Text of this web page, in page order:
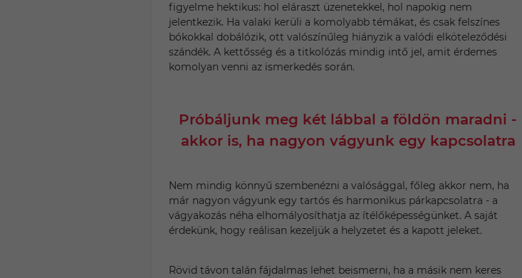
figyelme hektikus: hol eláraszt üzenetekkel, hol napokig nem
jelentkezik. Ha valaki kerüli a komolyabb témákat, és csak felszínes
bókokkal dobálózik, ott valószínűleg hiányzik a valódi elköteleződési
szándék. A kettősség és a titkolózás mindig intő jel, amit érdemes
komolyan venni az ismerkedés során.
Próbáljunk meg két lábbal a földön maradni -
akkor is, ha nagyon vágyunk egy kapcsolatra
Nem mindig könnyű szembenézni a valósággal, főleg akkor nem, ha
már nagyon vágyunk egy tartós és harmonikus párkapcsolatra - a
vágyakozás néha elhomályosíthatja az ítélőképességünket. A saját
érdekünk, hogy reálisan kezeljük a helyzetet és a kapott jeleket.
Rövid távon talán fájdalmas lehet beismerni, ha a másik nem keres